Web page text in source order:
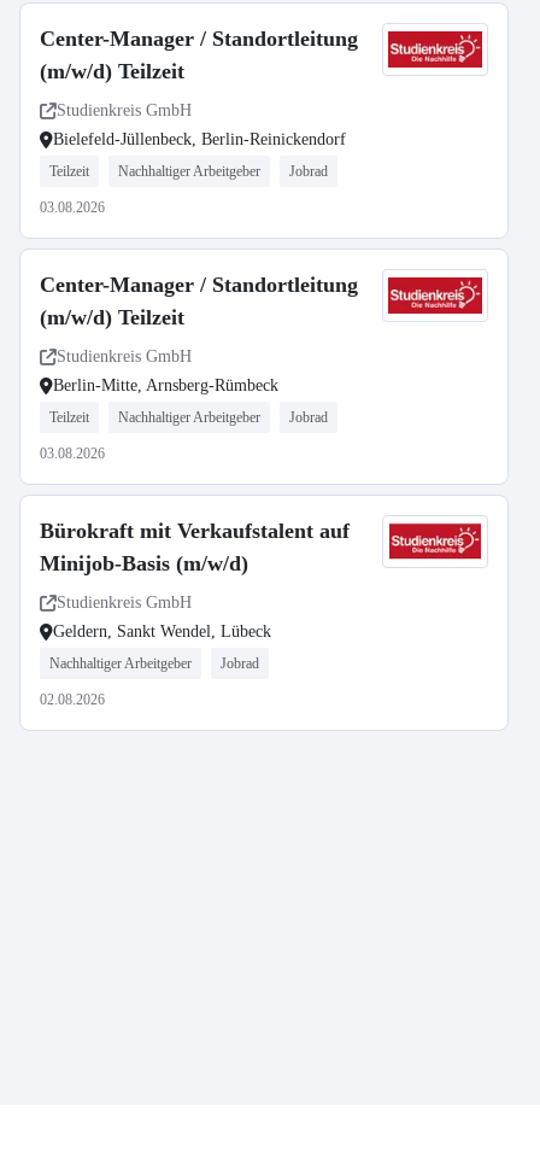
Center-Manager / Standortleitung
(m/w/d) Teilzeit
Studienkreis GmbH
Bielefeld-Jüllenbeck, Berlin-Reinickendorf
Teilzeit Nachhaltiger Arbeitgeber Jobrad
03.08.2026
Center-Manager / Standortleitung
(m/w/d) Teilzeit
Studienkreis GmbH
Berlin-Mitte, Arnsberg-Rümbeck
Teilzeit Nachhaltiger Arbeitgeber Jobrad
03.08.2026
Bürokraft mit Verkaufstalent auf
Minijob-Basis (m/w/d)
Studienkreis GmbH
Geldern, Sankt Wendel, Lübeck
Nachhaltiger Arbeitgeber Jobrad
02.08.2026